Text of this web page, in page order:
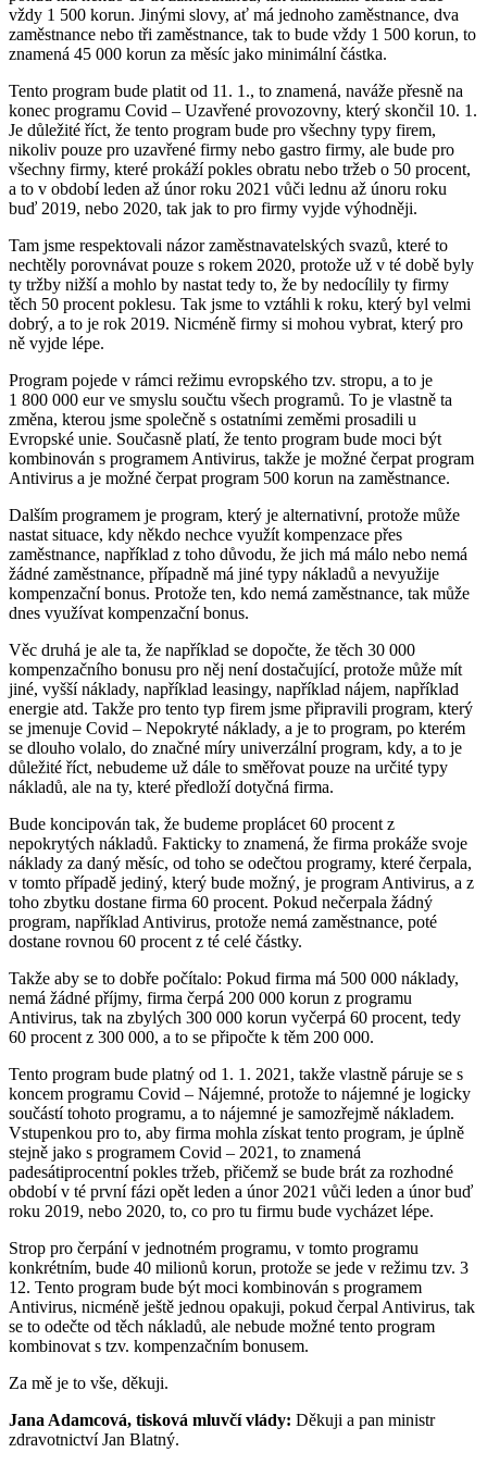
vždy 1 500 korun. Jinými slovy, ať má jednoho zaměstnance, dva
zaměstnance nebo tři zaměstnance, tak to bude vždy 1 500 korun, to
znamená 45 000 korun za měsíc jako minimální částka.
Tento program bude platit od 11. 1., to znamená, naváže přesně na
konec programu Covid – Uzavřené provozovny, který skončil 10. 1.
Je důležité říct, že tento program bude pro všechny typy firem,
nikoliv pouze pro uzavřené firmy nebo gastro firmy, ale bude pro
všechny firmy, které prokáží pokles obratu nebo tržeb o 50 procent,
a to v období leden až únor roku 2021 vůči lednu až únoru roku
buď 2019, nebo 2020, tak jak to pro firmy vyjde výhodněji.
Tam jsme respektovali názor zaměstnavatelských svazů, které to
nechtěly porovnávat pouze s rokem 2020, protože už v té době byly
ty tržby nižší a mohlo by nastat tedy to, že by nedocílily ty firmy
těch 50 procent poklesu. Tak jsme to vztáhli k roku, který byl velmi
dobrý, a to je rok 2019. Nicméně firmy si mohou vybrat, který pro
ně vyjde lépe.
Program pojede v rámci režimu evropského tzv. stropu, a to je
1 800 000 eur ve smyslu součtu všech programů. To je vlastně ta
změna, kterou jsme společně s ostatními zeměmi prosadili u
Evropské unie. Současně platí, že tento program bude moci být
kombinován s programem Antivirus, takže je možné čerpat program
Antivirus a je možné čerpat program 500 korun na zaměstnance.
Dalším programem je program, který je alternativní, protože může
nastat situace, kdy někdo nechce využít kompenzace přes
zaměstnance, například z toho důvodu, že jich má málo nebo nemá
žádné zaměstnance, případně má jiné typy nákladů a nevyužije
kompenzační bonus. Protože ten, kdo nemá zaměstnance, tak může
dnes využívat kompenzační bonus.
Věc druhá je ale ta, že například se dopočte, že těch 30 000
kompenzačního bonusu pro něj není dostačující, protože může mít
jiné, vyšší náklady, například leasingy, například nájem, například
energie atd. Takže pro tento typ firem jsme připravili program, který
se jmenuje Covid – Nepokryté náklady, a je to program, po kterém
se dlouho volalo, do značné míry univerzální program, kdy, a to je
důležité říct, nebudeme už dále to směřovat pouze na určité typy
nákladů, ale na ty, které předloží dotyčná firma.
Bude koncipován tak, že budeme proplácet 60 procent z
nepokrytých nákladů. Fakticky to znamená, že firma prokáže svoje
náklady za daný měsíc, od toho se odečtou programy, které čerpala,
v tomto případě jediný, který bude možný, je program Antivirus, a z
toho zbytku dostane firma 60 procent. Pokud nečerpala žádný
program, například Antivirus, protože nemá zaměstnance, poté
dostane rovnou 60 procent z té celé částky.
Takže aby se to dobře počítalo: Pokud firma má 500 000 náklady,
nemá žádné příjmy, firma čerpá 200 000 korun z programu
Antivirus, tak na zbylých 300 000 korun vyčerpá 60 procent, tedy
60 procent z 300 000, a to se připočte k těm 200 000.
Tento program bude platný od 1. 1. 2021, takže vlastně páruje se s
koncem programu Covid – Nájemné, protože to nájemné je logicky
součástí tohoto programu, a to nájemné je samozřejmě nákladem.
Vstupenkou pro to, aby firma mohla získat tento program, je úplně
stejně jako s programem Covid – 2021, to znamená
padesátiprocentní pokles tržeb, přičemž se bude brát za rozhodné
období v té první fázi opět leden a únor 2021 vůči leden a únor buď
roku 2019, nebo 2020, to, co pro tu firmu bude vycházet lépe.
Strop pro čerpání v jednotném programu, v tomto programu
konkrétním, bude 40 milionů korun, protože se jede v režimu tzv. 3
12. Tento program bude být moci kombinován s programem
Antivirus, nicméně ještě jednou opakuji, pokud čerpal Antivirus, tak
se to odečte od těch nákladů, ale nebude možné tento program
kombinovat s tzv. kompenzačním bonusem.
Za mě je to vše, děkuji.
Jana Adamcová, tisková mluvčí vlády: Děkuji a pan ministr
zdravotnictví Jan Blatný.